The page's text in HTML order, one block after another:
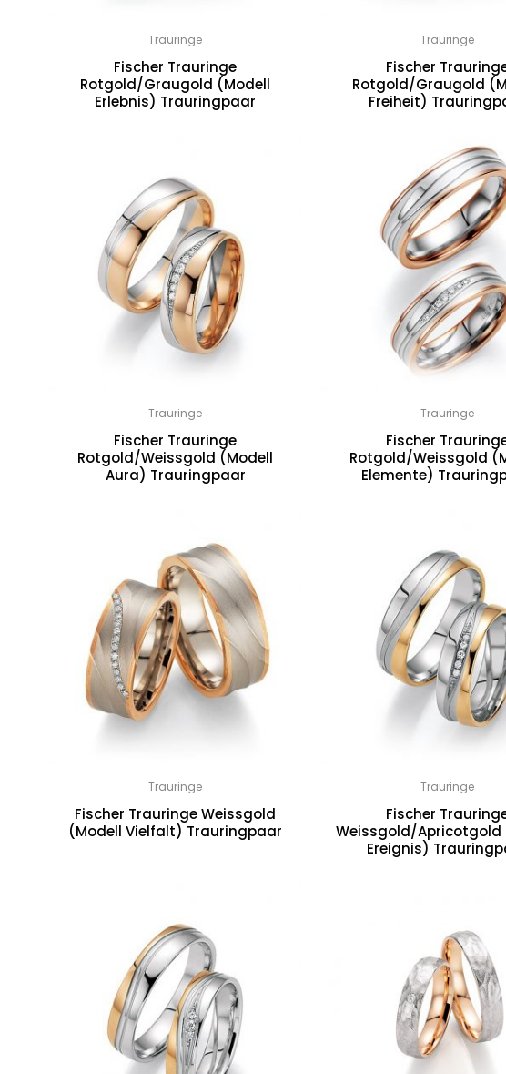
Trauringe
Fischer Trauringe
Rotgold/Graugold (Modell
Erlebnis) Trauringpaar
Trauringe
Fischer
Rotgold/Graugold
Freiheit)
Trauringe
Fischer Trauringe
Rotgold/Weissgold (Modell
Aura) Trauringpaar
Trauringe
Fischer
Rotgold/Weissgold
Elemente)
Trauringe
Fischer Trauringe Weissgold
(Modell Vielfalt) Trauringpaar
Trauringe
Fischer
Weissgold/Apricotgold
Ereignis)